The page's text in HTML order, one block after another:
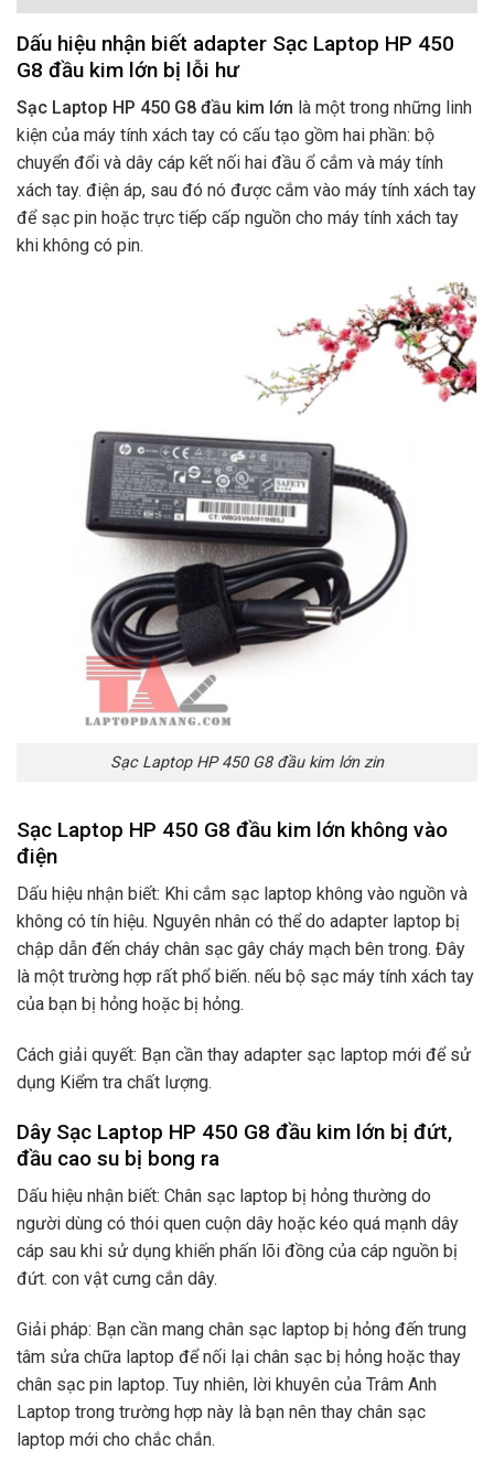
Dấu hiệu nhận biết adapter Sạc Laptop HP 450
G8 đầu kim lớn bị lỗi hư
Sạc Laptop HP 450 G8 đầu kim lớn là một trong những linh
kiện của máy tính xách tay có cấu tạo gồm hai phần: bộ
chuyển đổi và dây cáp kết nối hai đầu ổ cắm và máy tính
xách tay. điện áp, sau đó nó được cắm vào máy tính xách tay
để sạc pin hoặc trực tiếp cấp nguồn cho máy tính xách tay
khi không có pin.
Sạc Laptop HP 450 G8 đầu kim lớn zin
Sạc Laptop HP 450 G8 đầu kim lớn không vào
điện
Dấu hiệu nhận biết: Khi cắm sạc laptop không vào nguồn và
không có tín hiệu. Nguyên nhân có thể do adapter laptop bị
chập dẫn đến cháy chân sạc gây cháy mạch bên trong. Đây
là một trường hợp rất phổ biến. nếu bộ sạc máy tính xách tay
của bạn bị hỏng hoặc bị hỏng.
Cách giải quyết: Bạn cần thay adapter sạc laptop mới để sử
dụng Kiểm tra chất lượng.
Dây Sạc Laptop HP 450 G8 đầu kim lớn bị đứt,
đầu cao su bị bong ra
Dấu hiệu nhận biết: Chân sạc laptop bị hỏng thường do
người dùng có thói quen cuộn dây hoặc kéo quá mạnh dây
cáp sau khi sử dụng khiến phấn lõi đồng của cáp nguồn bị
đứt. con vật cưng cắn dây.
Giải pháp: Bạn cần mang chân sạc laptop bị hỏng đến trung
tâm sửa chữa laptop để nối lại chân sạc bị hỏng hoặc thay
chân sạc pin laptop. Tuy nhiên, lời khuyên của Trâm Anh
Laptop trong trường hợp này là bạn nên thay chân sạc
laptop mới cho chắc chắn.